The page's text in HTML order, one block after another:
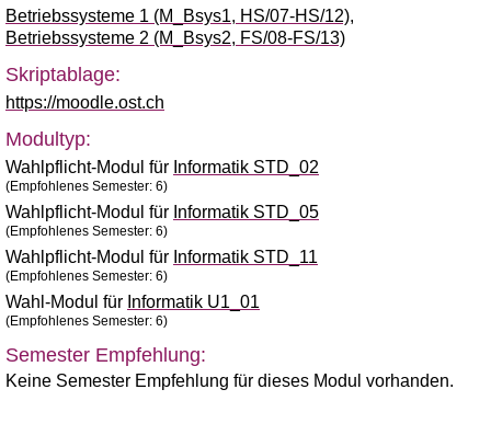
Betriebssysteme 1 (M_Bsys1, HS/07-HS/12),
Betriebssysteme 2 (M_Bsys2, FS/08-FS/13)
Skriptablage:
https://moodle.ost.ch
Modultyp:
Wahlpflicht-Modul für Informatik STD_02
(Empfohlenes Semester: 6)
Wahlpflicht-Modul für Informatik STD_05
(Empfohlenes Semester: 6)
Wahlpflicht-Modul für Informatik STD_11
(Empfohlenes Semester: 6)
Wahl-Modul für Informatik U1_01
(Empfohlenes Semester: 6)
Semester Empfehlung:
Keine Semester Empfehlung für dieses Modul vorhanden.